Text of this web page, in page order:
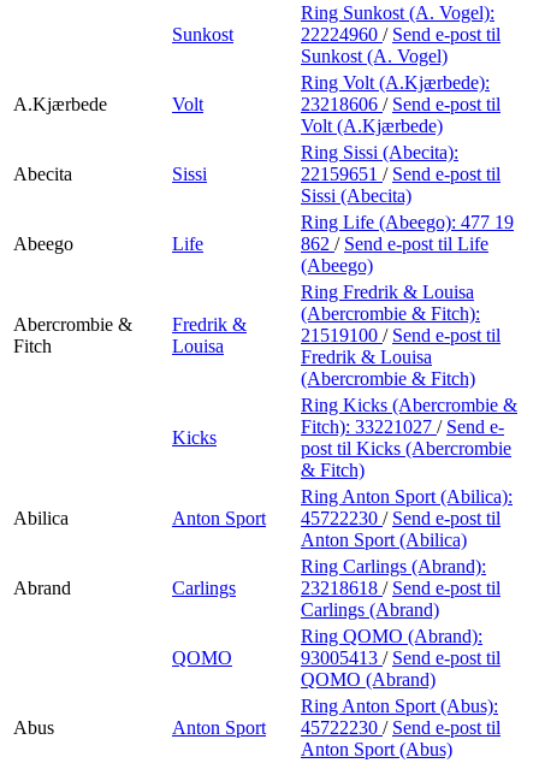
Sunkost
Ring Sunkost (A. Vogel):
22224960 / Send e-post til
Sunkost (A. Vogel)
A.Kjærbede Volt
Ring Volt (A.Kjærbede):
23218606 / Send e-post til
Volt (A.Kjærbede)
Abecita Sissi
Ring Sissi (Abecita):
22159651 / Send e-post til
Sissi (Abecita)
Abeego Life
Ring Life (Abeego): 477 19
862 / Send e-post til Life
(Abeego)
Abercrombie &
Fitch
Fredrik &
Louisa
Ring Fredrik & Louisa
(Abercrombie & Fitch):
21519100 / Send e-post til
Fredrik & Louisa
(Abercrombie & Fitch)
Kicks
Ring Kicks (Abercrombie &
Fitch): 33221027 / Send e-
post til Kicks (Abercrombie
& Fitch)
Abilica Anton Sport
Ring Anton Sport (Abilica):
45722230 / Send e-post til
Anton Sport (Abilica)
Abrand Carlings
Ring Carlings (Abrand):
23218618 / Send e-post til
Carlings (Abrand)
QOMO
Ring QOMO (Abrand):
93005413 / Send e-post til
QOMO (Abrand)
Abus Anton Sport
Ring Anton Sport (Abus):
45722230 / Send e-post til
Anton Sport (Abus)